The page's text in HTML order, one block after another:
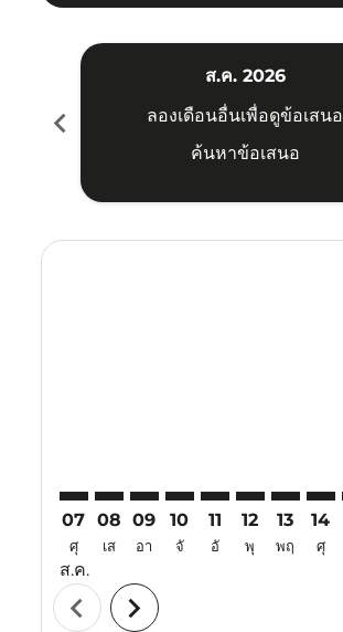
chevron_left
ส.ค. 2026
ลองเดือนอื่นเพื่อดูข้อเสนอ
ค้นหาข้อเสนอ
07
ศุ
ส.ค.
08
เส
09
อา
10
จั
11
อั
12
พุ
13
พฤ
14
ศุ
chevron_left chevron_right